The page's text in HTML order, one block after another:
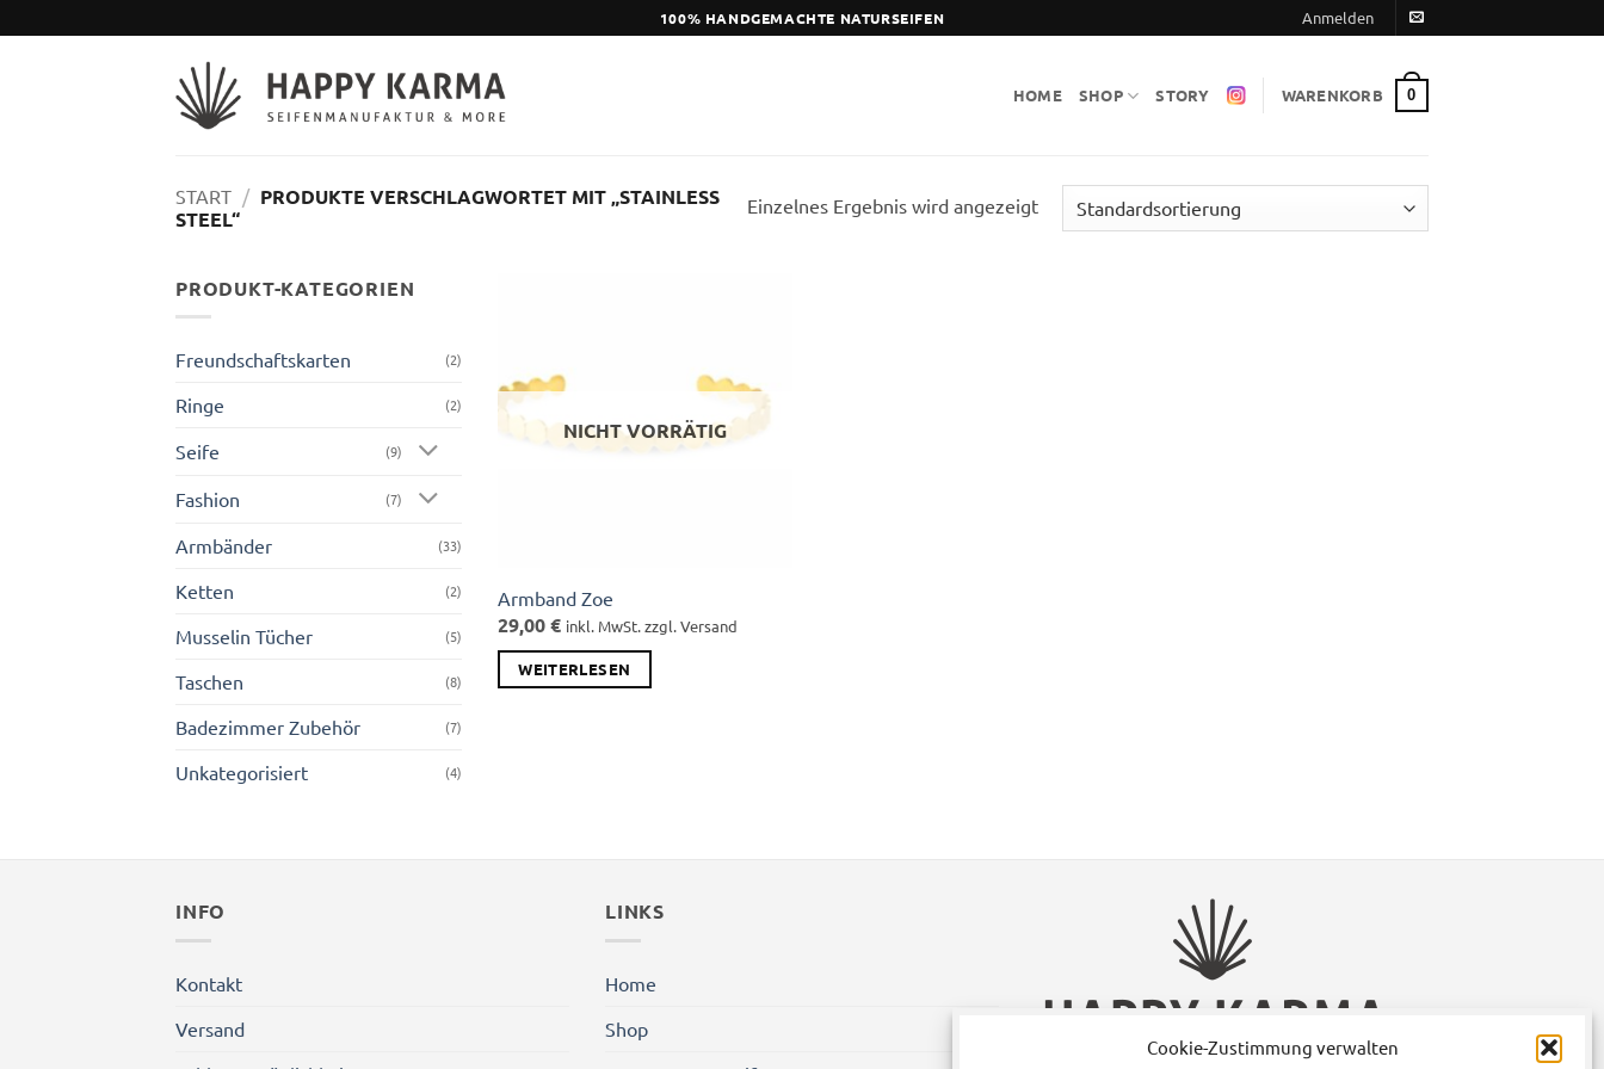
Cookie-Zustimmung verwalten
Inhalt
100% HANDGEMACHTE NATURSEIFEN Anmelden
HOME SHOP STORY WARENKORB 0
START / PRODUKTE VERSCHLAGWORTET MIT „STAINLESS
STEEL“
Einzelnes Ergebnis wird angezeigt
PRODUKT-KATEGORIEN
Freundschaftskarten (2)
Ringe (2)
Seife (9)
Fashion (7)
Armbänder (33)
Ketten (2)
Musselin Tücher (5)
Taschen (8)
Badezimmer Zubehör (7)
Unkategorisiert (4)
NICHT VORRÄTIG
Armband Zoe
29,00€ inkl. MwSt. zzgl. Versand
WEITERLESEN
INFO
Kontakt
Versand
LINKS
Home
Shop